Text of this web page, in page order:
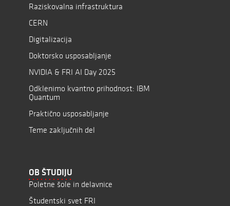
Raziskovalna infrastruktura
CERN
Digitalizacija
Doktorsko usposabljanje
NVIDIA & FRI AI Day 2025
Odklenimo kvantno prihodnost: IBM
Quantum
Praktično usposabljanje
Teme zaključnih del
OB ŠTUDIJU
Poletne šole in delavnice
Študentski svet FRI